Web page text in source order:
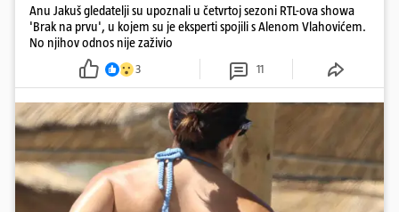
Anu Jakuš gledatelji su upoznali u četvrtoj sezoni RTL-ova showa
'Brak na prvu', u kojem su je eksperti spojili s Alenom Vlahovićem.
No njihov odnos nije zaživio
3 11